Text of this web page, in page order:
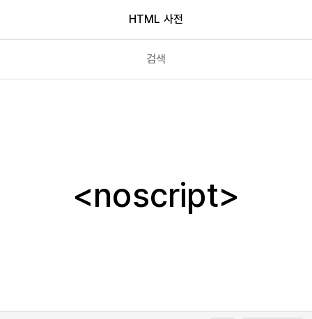
HTML 사전
meter
nav
noscript